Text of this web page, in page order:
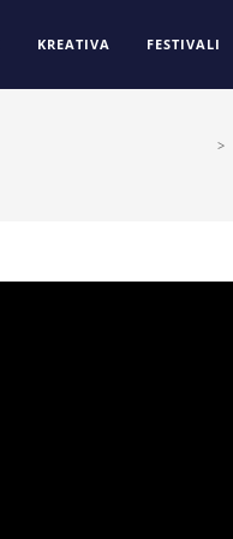
KREATIVA FESTIVALI
>